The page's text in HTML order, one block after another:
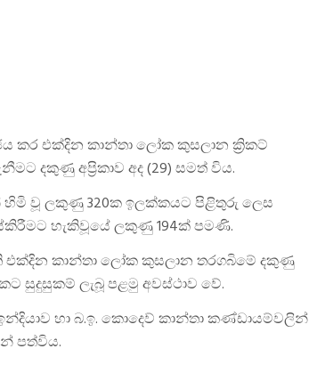
කර එක්දින කාන්තා ලෝක කුසලාන ක්‍රිකට්
දකුණු අප්‍රිකාව අද (29) සමත් විය.
හිමි වූ ලකුණු 320ක ඉලක්කයට පිළිතුරු ලෙස
හැකිවූයේ ලකුණු 194ක් පමණි.
එක්දින කාන්තා ලෝක කුසලාන තරගබිමේ දකුණු
සුදුසුකම් ලැබූ පළමු අවස්ථාව වේ.
හා බ.ඉ. කොදෙව් කාන්තා කණ්ඩායම්වලින්
පත්විය.